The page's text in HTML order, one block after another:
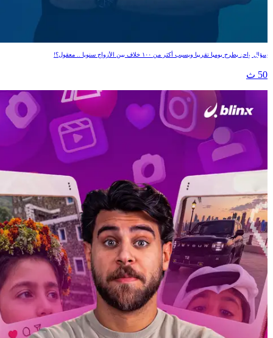
سؤال واحد يطرح يوميا تقريبا ويسبب أكثر من ١٠٠ خلاف بين الأزواج سنويا .. معقول؟!
50 ث